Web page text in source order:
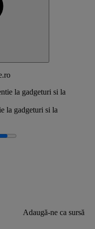
la gadgeturi si la
Adaugă-ne ca sursă